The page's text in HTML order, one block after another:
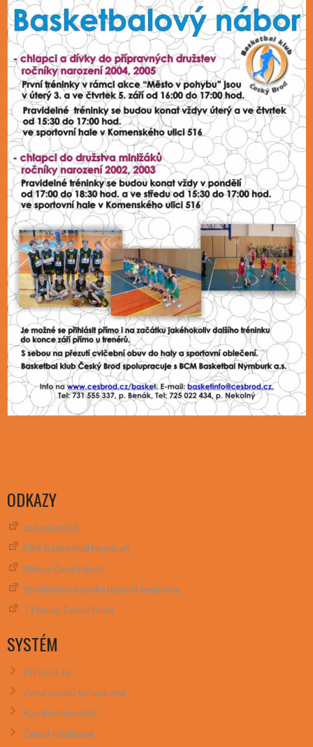
ODKAZY
cz.basketball
ERA Basketball Nymburk
Město Český Brod
Středočeská basketbalová federace
TJ Slavoj Český Brod
SYSTÉM
Přihlásit se
Zdroj kanálů (příspěvky)
Kanál komentářů
Česká lokalizace